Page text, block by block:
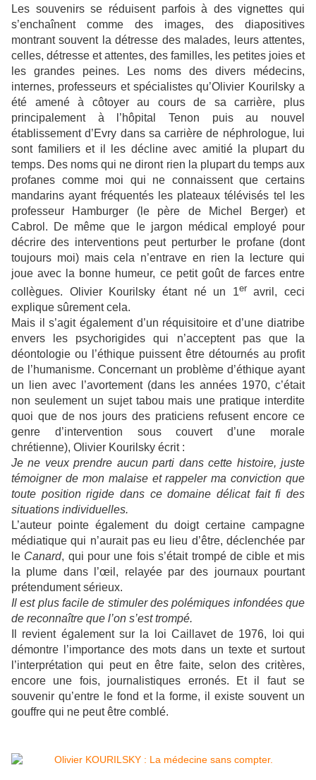
Les souvenirs se réduisent parfois à des vignettes qui
s’enchaînent comme des images, des diapositives
montrant souvent la détresse des malades, leurs attentes,
celles, détresse et attentes, des familles, les petites joies et
les grandes peines. Les noms des divers médecins,
internes, professeurs et spécialistes qu’Olivier Kourilsky a
été amené à côtoyer au cours de sa carrière, plus
principalement à l’hôpital Tenon puis au nouvel
établissement d’Evry dans sa carrière de néphrologue, lui
sont familiers et il les décline avec amitié la plupart du
temps. Des noms qui ne diront rien la plupart du temps aux
profanes comme moi qui ne connaissent que certains
mandarins ayant fréquentés les plateaux télévisés tel les
professeur Hamburger (le père de Michel Berger) et
Cabrol. De même que le jargon médical employé pour
décrire des interventions peut perturber le profane (dont
toujours moi) mais cela n’entrave en rien la lecture qui
joue avec la bonne humeur, ce petit goût de farces entre
collègues. Olivier Kourilsky étant né un 1er avril, ceci
explique sûrement cela.
Mais il s’agit également d’un réquisitoire et d’une diatribe
envers les psychorigides qui n’acceptent pas que la
déontologie ou l’éthique puissent être détournés au profit
de l’humanisme. Concernant un problème d’éthique ayant
un lien avec l’avortement (dans les années 1970, c’était
non seulement un sujet tabou mais une pratique interdite
quoi que de nos jours des praticiens refusent encore ce
genre d’intervention sous couvert d’une morale
chrétienne), Olivier Kourilsky écrit :
Je ne veux prendre aucun parti dans cette histoire, juste
témoigner de mon malaise et rappeler ma conviction que
toute position rigide dans ce domaine délicat fait fi des
situations individuelles.
L’auteur pointe également du doigt certaine campagne
médiatique qui n’aurait pas eu lieu d’être, déclenchée par
le Canard, qui pour une fois s’était trompé de cible et mis
la plume dans l’œil, relayée par des journaux pourtant
prétendument sérieux.
Il est plus facile de stimuler des polémiques infondées que
de reconnaître que l’on s’est trompé.
Il revient également sur la loi Caillavet de 1976, loi qui
démontre l’importance des mots dans un texte et surtout
l’interprétation qui peut en être faite, selon des critères,
encore une fois, journalistiques erronés. Et il faut se
souvenir qu’entre le fond et la forme, il existe souvent un
gouffre qui ne peut être comblé.